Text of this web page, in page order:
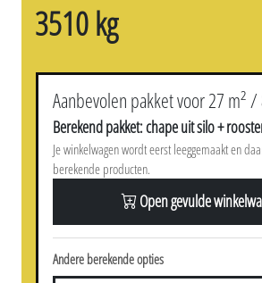
3510 kg
Aanbevolen pakket voor 27 m²
Berekend pakket: chape uit silo +
Je winkelwagen wordt eerst leeggemaakt en
berekende producten.
Open gevulde
Andere berekende opties